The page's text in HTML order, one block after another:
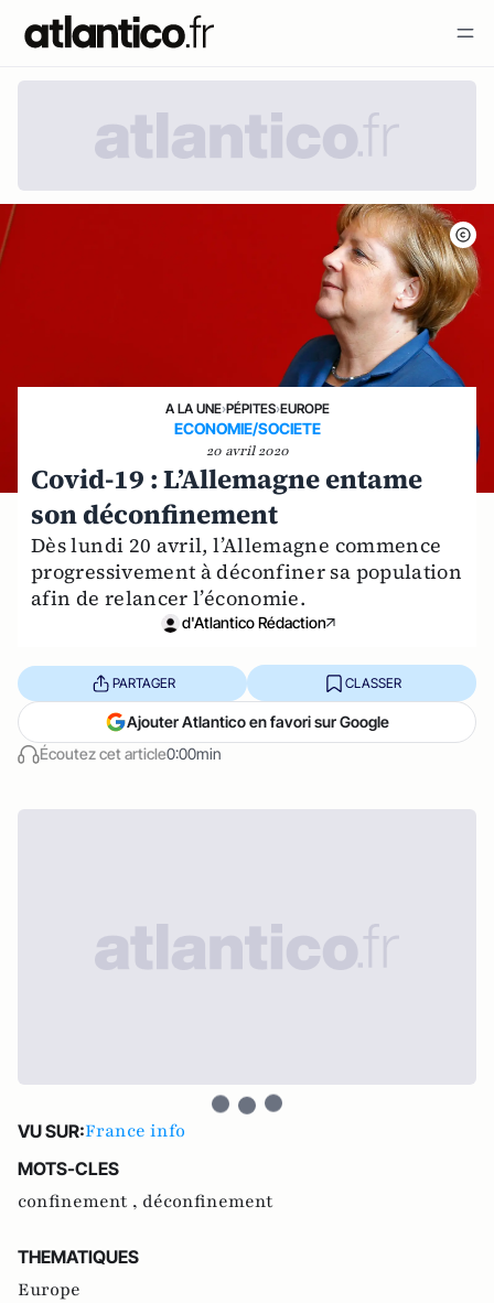
A LA UNE›PÉPITES›EUROPE
ECONOMIE/SOCIETE
20 avril 2020
Covid-19 : L’Allemagne entame
son déconfinement
Dès lundi 20 avril, l’Allemagne commence
progressivement à déconfiner sa population
afin de relancer l’économie.
d'Atlantico Rédaction
Écoutez cet article0:00min
PARTAGER CLASSER
Ajouter Atlantico en favori sur Google
VU SUR:France info
MOTS-CLES
confinement , déconfinement
THEMATIQUES
Europe